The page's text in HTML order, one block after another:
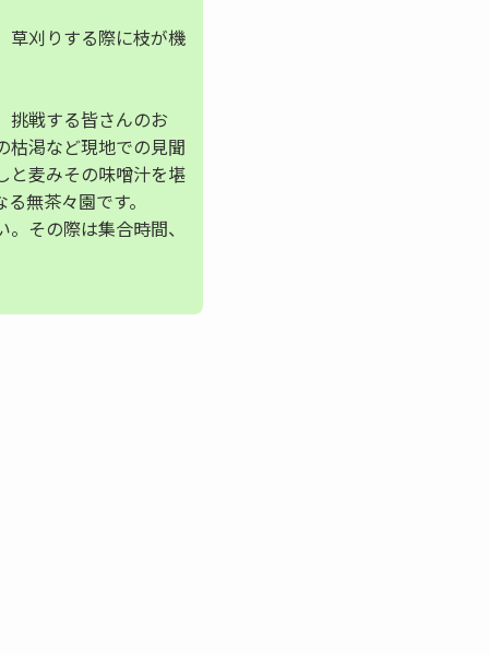
草刈りする際に枝が機
挑戦する皆さんのお
枯渇など現地での見聞
と麦みその味噌汁を堪
無茶々園です。
その際は集合時間、